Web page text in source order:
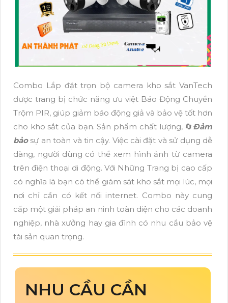
Combo Lắp đặt trọn bộ camera kho sắt VanTech
được trang bị chức năng ưu việt Báo Động Chuyển
Trộm PIR, giúp giảm báo động giả và bảo vệ tốt hơn
cho kho sắt của bạn. Sản phẩm chất lượng, 🔄 Đảm
bảosự an toàn và tin cậy. Việc cài đặt và sử dụng dễ
dàng, người dùng có thể xem hình ảnh từ camera
trên điện thoại di động. Với Những Trang bị cao cấp
có nghĩa là bạn có thể giám sát kho sắt mọi lúc, mọi
nơi chỉ cần có kết nối internet. Combo này cung
cấp một giải pháp an ninh toàn diện cho các doanh
nghiệp, nhà xưởng hay gia đình có nhu cầu bảo vệ
tài sản quan trọng.
NHU CẦU CẦN